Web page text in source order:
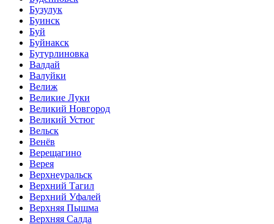
Бузулук
Буинск
Буй
Буйнакск
Бутурлиновка
Валдай
Валуйки
Велиж
Великие Луки
Великий Новгород
Великий Устюг
Вельск
Венёв
Верещагино
Верея
Верхнеуральск
Верхний Тагил
Верхний Уфалей
Верхняя Пышма
Верхняя Салда